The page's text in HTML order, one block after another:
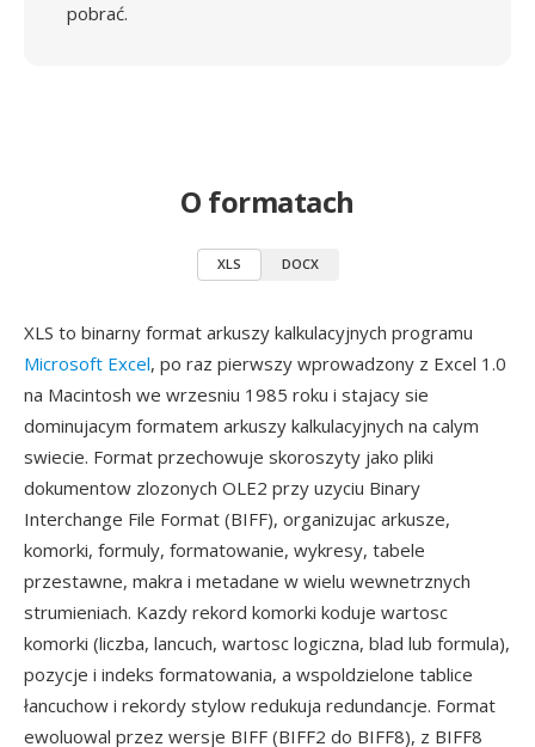
pobrać.
O formatach
XLS DOCX
XLS to binarny format arkuszy kalkulacyjnych programu
Microsoft Excel, po raz pierwszy wprowadzony z Excel 1.0
na Macintosh we wrzesniu 1985 roku i stajacy sie
dominujacym formatem arkuszy kalkulacyjnych na calym
swiecie. Format przechowuje skoroszyty jako pliki
dokumentow zlozonych OLE2 przy uzyciu Binary
Interchange File Format (BIFF), organizujac arkusze,
komorki, formuly, formatowanie, wykresy, tabele
przestawne, makra i metadane w wielu wewnetrznych
strumieniach. Kazdy rekord komorki koduje wartosc
komorki (liczba, lancuch, wartosc logiczna, blad lub formula),
pozycje i indeks formatowania, a wspoldzielone tablice
łancuchow i rekordy stylow redukuja redundancje. Format
ewoluowal przez wersje BIFF (BIFF2 do BIFF8), z BIFF8